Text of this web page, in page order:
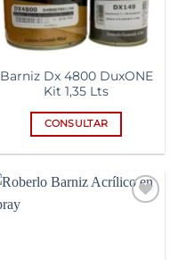
Barniz Dx 4800 DuxONE
Kit 1,35 Lts
CONSULTAR